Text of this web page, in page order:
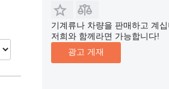
기계류나 차량을 판매하고 계
저희와 함께라면 가능합니다!
광고 게재